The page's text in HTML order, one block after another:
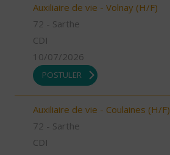
Auxiliaire de vie - Volnay (H/F)
72 - Sarthe
CDI
10/07/2026
POSTULER
Auxiliaire de vie - Coulaines (H/F)
72 - Sarthe
CDI